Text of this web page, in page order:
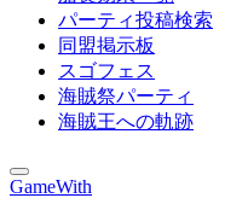
パーティ投稿検索
同盟掲示板
スゴフェス
海賊祭パーティ
海賊王への軌跡
GameWith